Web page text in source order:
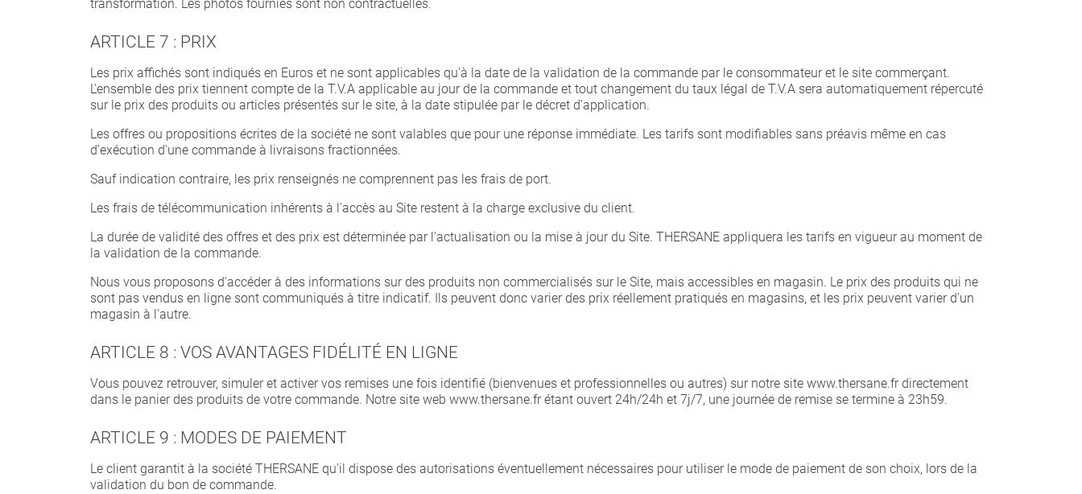
transformation. Les photos fournies sont non contractuelles.
ARTICLE 7 : PRIX
Les prix affichés sont indiqués en Euros et ne sont applicables qu'à la date de la validation de la commande par le consommateur et le site commerçant.
L'ensemble des prix tiennent compte de la T.V.A applicable au jour de la commande et tout changement du taux légal de T.V.A sera automatiquement répercuté
sur le prix des produits ou articles présentés sur le site, à la date stipulée par le décret d'application.
Les offres ou propositions écrites de la société ne sont valables que pour une réponse immédiate. Les tarifs sont modifiables sans préavis même en cas
d'exécution d'une commande à livraisons fractionnées.
Sauf indication contraire, les prix renseignés ne comprennent pas les frais de port.
Les frais de télécommunication inhérents à l'accès au Site restent à la charge exclusive du client.
La durée de validité des offres et des prix est déterminée par l'actualisation ou la mise à jour du Site. THERSANE appliquera les tarifs en vigueur au moment de
la validation de la commande.
Nous vous proposons d'accéder à des informations sur des produits non commercialisés sur le Site, mais accessibles en magasin. Le prix des produits qui ne
sont pas vendus en ligne sont communiqués à titre indicatif. Ils peuvent donc varier des prix réellement pratiqués en magasins, et les prix peuvent varier d'un
magasin à l'autre.
ARTICLE 8 : VOS AVANTAGES FIDÉLITÉ EN LIGNE
Vous pouvez retrouver, simuler et activer vos remises une fois identifié (bienvenues et professionnelles ou autres) sur notre site www.thersane.fr directement
dans le panier des produits de votre commande. Notre site web www.thersane.fr étant ouvert 24h/24h et 7j/7, une journée de remise se termine à 23h59.
ARTICLE 9 : MODES DE PAIEMENT
Le client garantit à la société THERSANE qu'il dispose des autorisations éventuellement nécessaires pour utiliser le mode de paiement de son choix, lors de la
validation du bon de commande.